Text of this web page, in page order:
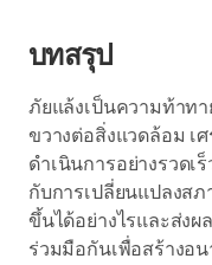
บทสรุป
ภัยแล้งเป็นความท้าท
ขวางต่อสิ่งแวดล้อม เ
ดำเนินการอย่างรวดเ
กับการเปลี่ยนแปลงส
ขึ้นได้อย่างไรและส่งผ
ร่วมมือกันเพื่อสร้างอ